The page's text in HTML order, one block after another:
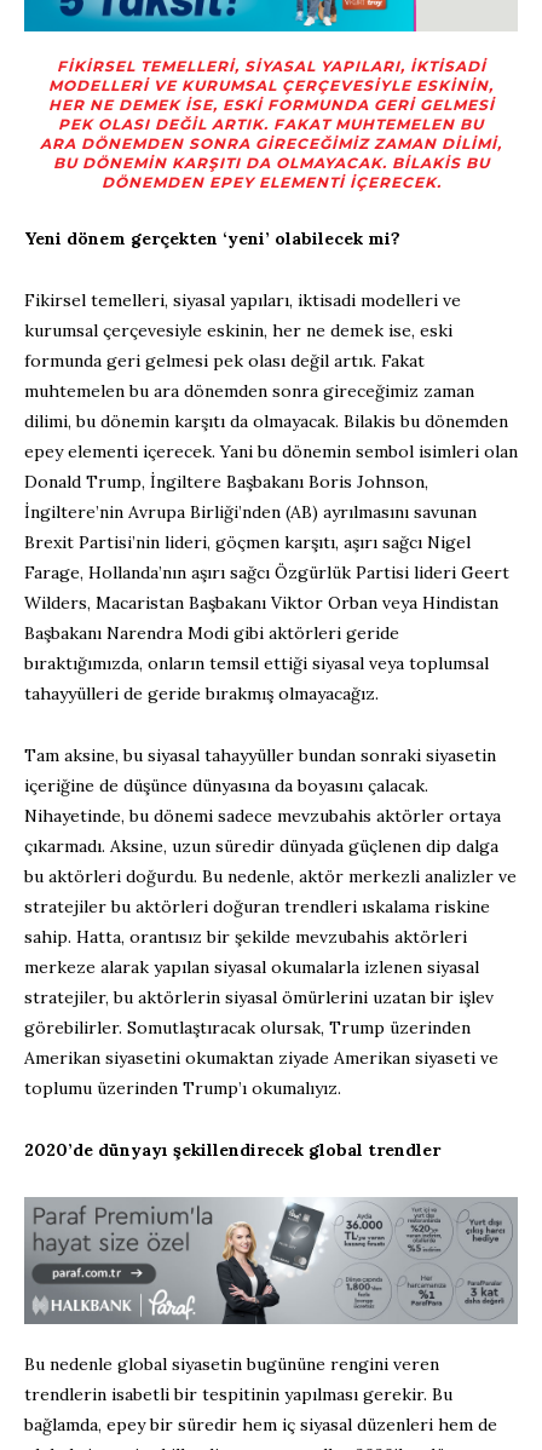
FIKIRSEL TEMELLERI, SIYASAL YAPILARI, IKTISADI
MODELLERI VE KURUMSAL ÇERÇEVESIYLE ESKININ,
HER NE DEMEK ISE, ESKI FORMUNDA GERI GELMESI
PEK OLASI DEĞIL ARTIK. FAKAT MUHTEMELEN BU
ARA DÖNEMDEN SONRA GIRECEĞIMIZ ZAMAN DILIMI,
BU DÖNEMIN KARŞITI DA OLMAYACAK. BILAKIS BU
DÖNEMDEN EPEY ELEMENTI IÇERECEK.
Yeni dönem gerçekten ‘yeni’ olabilecek mi?
Fikirsel temelleri, siyasal yapıları, iktisadi modelleri ve
kurumsal çerçevesiyle eskinin, her ne demek ise, eski
formunda geri gelmesi pek olası değil artık. Fakat
muhtemelen bu ara dönemden sonra gireceğimiz zaman
dilimi, bu dönemin karşıtı da olmayacak. Bilakis bu dönemden
epey elementi içerecek. Yani bu dönemin sembol isimleri olan
Donald Trump, İngiltere Başbakanı Boris Johnson,
İngiltere’nin Avrupa Birliği’nden (AB) ayrılmasını savunan
Brexit Partisi’nin lideri, göçmen karşıtı, aşırı sağcı Nigel
Farage, Hollanda’nın aşırı sağcı Özgürlük Partisi lideri Geert
Wilders, Macaristan Başbakanı Viktor Orban veya Hindistan
Başbakanı Narendra Modi gibi aktörleri geride
bıraktığımızda, onların temsil ettiği siyasal veya toplumsal
tahayyülleri de geride bırakmış olmayacağız.
Tam aksine, bu siyasal tahayyüller bundan sonraki siyasetin
içeriğine de düşünce dünyasına da boyasını çalacak.
Nihayetinde, bu dönemi sadece mevzubahis aktörler ortaya
çıkarmadı. Aksine, uzun süredir dünyada güçlenen dip dalga
bu aktörleri doğurdu. Bu nedenle, aktör merkezli analizler ve
stratejiler bu aktörleri doğuran trendleri ıskalama riskine
sahip. Hatta, orantısız bir şekilde mevzubahis aktörleri
merkeze alarak yapılan siyasal okumalarla izlenen siyasal
stratejiler, bu aktörlerin siyasal ömürlerini uzatan bir işlev
görebilirler. Somutlaştıracak olursak, Trump üzerinden
Amerikan siyasetini okumaktan ziyade Amerikan siyaseti ve
toplumu üzerinden Trump’ı okumalıyız.
2020’de dünyayı şekillendirecek global trendler
Bu nedenle global siyasetin bugününe rengini veren
trendlerin isabetli bir tespitinin yapılması gerekir. Bu
bağlamda, epey bir süredir hem iç siyasal düzenleri hem de